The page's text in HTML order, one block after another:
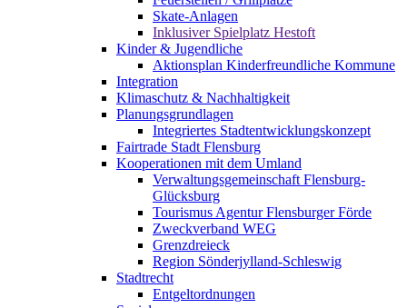
Skate-Anlagen
Inklusiver Spielplatz Hestoft
Kinder & Jugendliche
Aktionsplan Kinderfreundliche Kommune
Integration
Klimaschutz & Nachhaltigkeit
Planungsgrundlagen
Integriertes Stadtentwicklungskonzept
Fairtrade Stadt Flensburg
Kooperationen mit dem Umland
Verwaltungsgemeinschaft Flensburg-
Glücksburg
Tourismus Agentur Flensburger Förde
Zweckverband WEG
Grenzdreieck
Region Sönderjylland-Schleswig
Stadtrecht
Entgeltordnungen